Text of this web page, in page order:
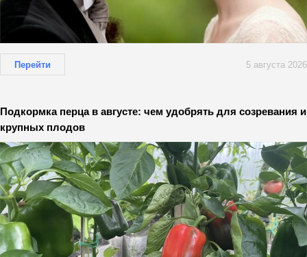
Перейти 5 августа 2026
Подкормка перца в августе: чем удобрять для созревания и
крупных плодов